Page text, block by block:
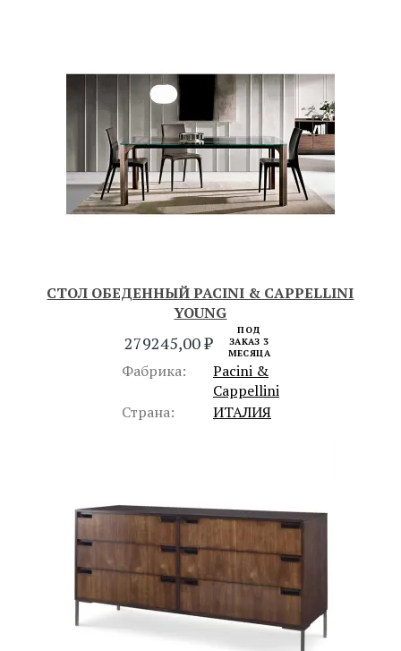
СТОЛ ОБЕДЕННЫЙ PACINI & CAPPELLINI
YOUNG
279245,00₽
ПОД
ЗАКАЗ 3
МЕСЯЦА
Фабрика:
Pacini &
Cappellini
Страна:
ИТАЛИЯ